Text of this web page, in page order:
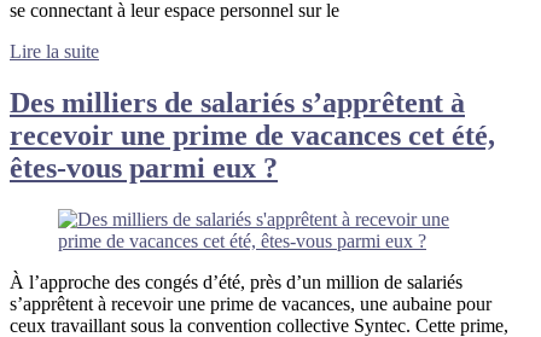
se connectant à leur espace personnel sur le
Lire la suite
Des milliers de salariés s’apprêtent à
recevoir une prime de vacances cet été,
êtes-vous parmi eux ?
À l’approche des congés d’été, près d’un million de salariés
s’apprêtent à recevoir une prime de vacances, une aubaine pour
ceux travaillant sous la convention collective Syntec. Cette prime,